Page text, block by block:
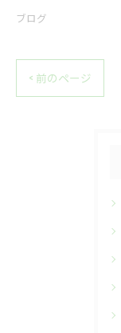
ブログ
< 前のページ